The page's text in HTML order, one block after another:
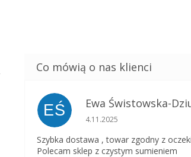
EŚ Ewa Świstowska-
Ocena sklepu to 5 na 5
4.11.2025
Szybka dostawa , towar zgodny z
Polecam sklep z czystym sumieniem